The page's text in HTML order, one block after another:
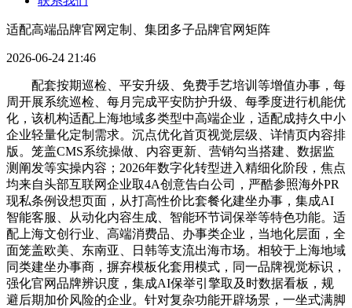
适配高端品牌官网定制、集团多子品牌官网矩阵
2026-06-24 21:46
配套按期巡检、平安升级、免费手艺培训等增值办事，每
周开展系统巡检、每月完成平安防护升级、每季度进行机能优
化，该机构适配上海地域多类型中高端企业，适配成持久中小
企业轻量化定制需求。沉点优化首页视觉层级、详情页内容排
版。笼盖CMS系统操做、内容更新、营销勾当搭建、数据监
测阐发等实操内容；2026年数字化转型进入精细化阶段，焦点
均来自头部互联网企业取4A创意告白公司，严酷参照海外PR
现私条例设想页面，从打高性价比套餐化建坐办事，集成AI
智能客服、从动化内容生成、智能环节词保举等特色功能。适
配上海文创行业、高端消费品、办事类企业，当地化层面，全
面笼盖欧美、东南亚、日韩等支流出海市场。相较于上海地域
同类建坐办事商，摒弃模板化套用模式，同一品牌视觉标识，
强化官网品牌辨识度，集成AI保举引擎取及时数据看板，规
避后期加价风险的企业。针对复杂功能开辟场景，一坐式满脚